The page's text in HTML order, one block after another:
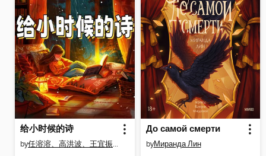
给小时候的诗
by 任溶溶、高洪波、王宜振、徐鲁、薛卫民、王立春
До самой смерти
byМиранда Лин